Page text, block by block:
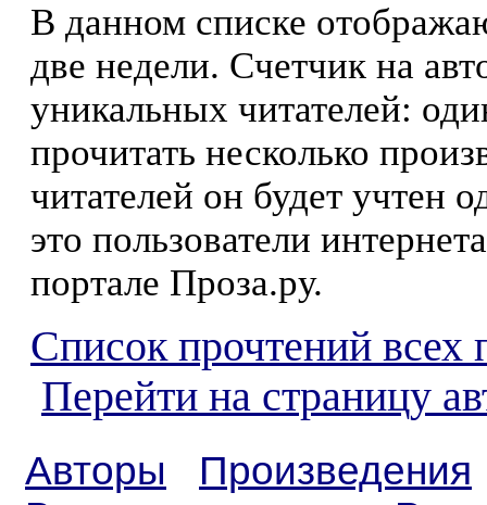
В данном списке
две недели. Счетчик на
уникальных читателей:
прочитать несколько
читателей он будет учтен
это пользователи
портале Проза.ру.
Список прочтений всех
Перейти на страницу
Авторы
Произведения